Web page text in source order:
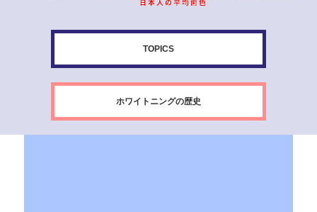
TOPICS
ホワイトニングの歴史